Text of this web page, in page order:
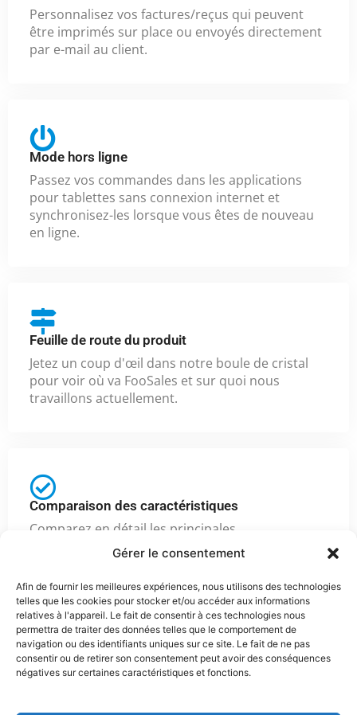
Gérer le consentement
Afin de fournir les meilleures expériences, nous utilisons des technologies
telles que les cookies pour stocker et/ou accéder aux informations
relatives à l'appareil. Le fait de consentir à ces technologies nous
permettra de traiter des données telles que le comportement de
navigation ou des identifiants uniques sur ce site. Le fait de ne pas
consentir ou de retirer son consentement peut avoir des conséquences
négatives sur certaines caractéristiques et fonctions.
Personnalisez vos factures/reçus qui peuvent
être imprimés sur place ou envoyés directement
par e-mail au client.
Mode hors ligne
Passez vos commandes dans les applications
pour tablettes sans connexion internet et
synchronisez-les lorsque vous êtes de nouveau
en ligne.
Feuille de route du produit
Jetez un coup d'œil dans notre boule de cristal
pour voir où va FooSales et sur quoi nous
travaillons actuellement.
Comparaison des caractéristiques
Comparez en détail les principales
fonctionnalités des applications pour tablettes et
de la version web de FooSales.